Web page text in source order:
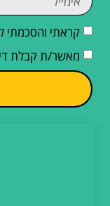
קראתי והסכמתי
מאשר/ת קבלת